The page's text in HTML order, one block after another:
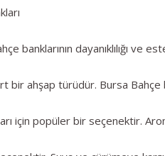
banklarının dayanıklılığı
bir ahşap türüdür. Bursa Bahçe
için popüler bir seçenektir.